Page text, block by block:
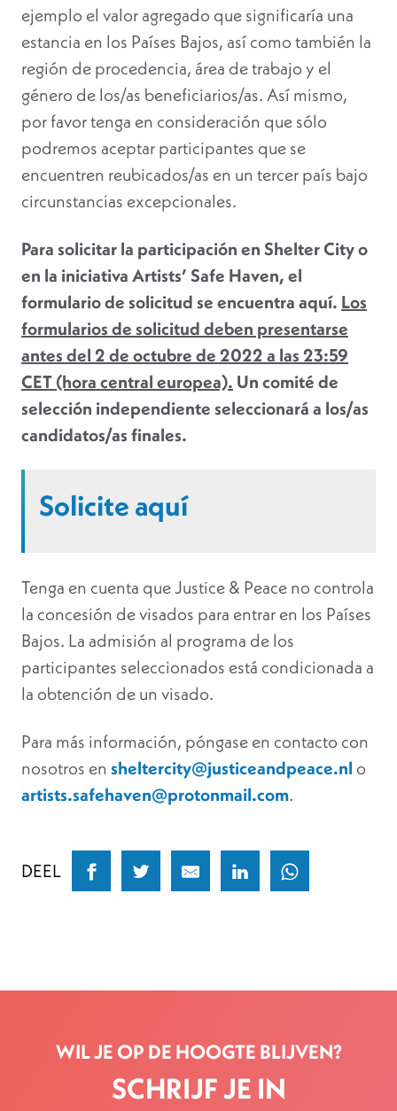
ejemplo el valor agregado que significaría una
estancia en los Países Bajos, así como también la
región de procedencia, área de trabajo y el
género de los/as beneficiarios/as. Así mismo,
por favor tenga en consideración que sólo
podremos aceptar participantes que se
encuentren reubicados/as en un tercer país bajo
circunstancias excepcionales.
Para solicitar la participación en Shelter City o
en la iniciativa Artists’ Safe Haven, el
formulario de solicitud se encuentra aquí. Los
formularios de solicitud deben presentarse
antes del 2 de octubre de 2022 a las 23:59
CET (hora central europea). Un comité de
selección independiente seleccionará a los/as
candidatos/as finales.
Solicite aquí
Tenga en cuenta que Justice & Peace no controla
la concesión de visados para entrar en los Países
Bajos. La admisión al programa de los
participantes seleccionados está condicionada a
la obtención de un visado.
Para más información, póngase en contacto con
nosotros ensheltercity@justiceandpeace.nlo
artists.safehaven@protonmail.com.
DEEL
WIL JE OP DE HOOGTE BLIJVEN?
SCHRIJF JE IN